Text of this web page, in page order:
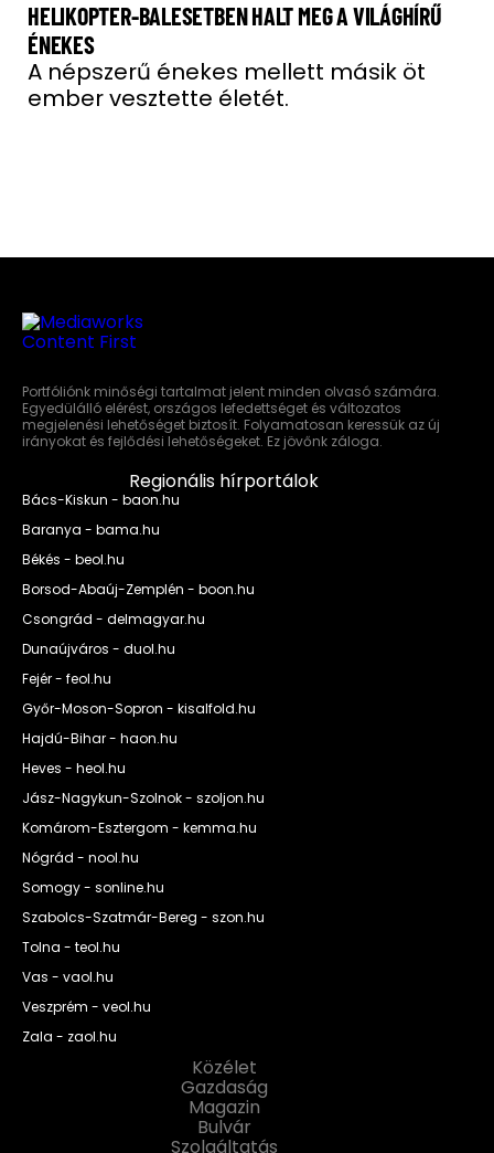
HELIKOPTER-BALESETBEN HALT MEG A VILÁGHÍRŰ
ÉNEKES
A népszerű énekes mellett másik öt
ember vesztette életét.
Portfóliónk minőségi tartalmat jelent minden olvasó számára.
Egyedülálló elérést, országos lefedettséget és változatos
megjelenési lehetőséget biztosít. Folyamatosan keressük az új
irányokat és fejlődési lehetőségeket. Ez jövőnk záloga.
Regionális hírportálok
Bács-Kiskun - baon.hu
Baranya - bama.hu
Békés - beol.hu
Borsod-Abaúj-Zemplén - boon.hu
Csongrád - delmagyar.hu
Dunaújváros - duol.hu
Fejér - feol.hu
Győr-Moson-Sopron - kisalfold.hu
Hajdú-Bihar - haon.hu
Heves - heol.hu
Jász-Nagykun-Szolnok - szoljon.hu
Komárom-Esztergom - kemma.hu
Nógrád - nool.hu
Somogy - sonline.hu
Szabolcs-Szatmár-Bereg - szon.hu
Tolna - teol.hu
Vas - vaol.hu
Veszprém - veol.hu
Zala - zaol.hu
Közélet
Gazdaság
Magazin
Bulvár
Szolgáltatás